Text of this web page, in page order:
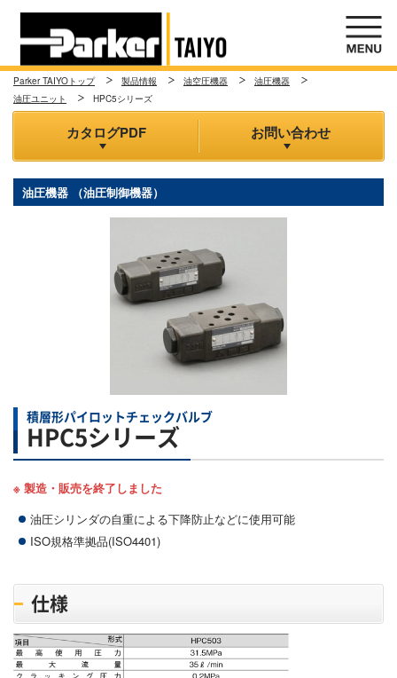
Parker TAIYOトップ 製品情報 油空圧機器
油圧機器
油圧ユニット
HPC5シリーズ
カタログPDF お問い合わせ
油圧機器 （油圧制御機器）
積層形パイロットチェックバルブ
HPC5シリーズ
※ 製造・販売を終了しました
油圧シリンダの自重による下降防止などに使用可能
ISO規格準拠品(ISO4401)
仕様